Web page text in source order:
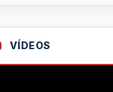
VÍDEOS